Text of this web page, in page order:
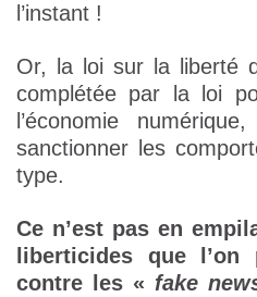
l’instant !
Or, la loi sur la liberté
complétée par la loi
l’économie
sanctionner les
type.
Ce n’est pas en
liberticides que
contre les « fake